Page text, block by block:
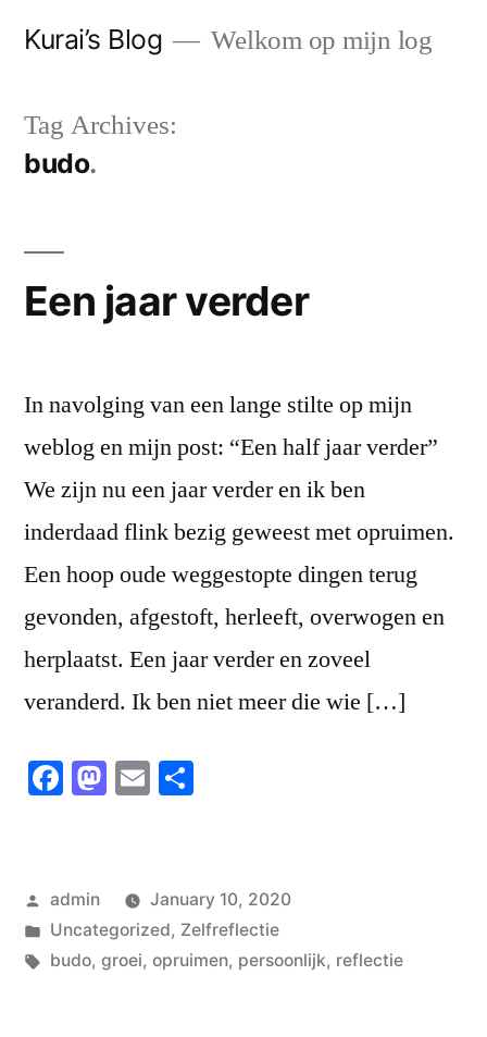
Kurai’s Blog Welkom op mijn log
Tag Archives:
budo
Een jaar verder
In navolging van een lange stilte op mijn
weblog en mijn post: “Een half jaar verder”
We zijn nu een jaar verder en ik ben
inderdaad flink bezig geweest met opruimen.
Een hoop oude weggestopte dingen terug
gevonden, afgestoft, herleeft, overwogen en
herplaatst. Een jaar verder en zoveel
veranderd. Ik ben niet meer die wie […]
Facebook
Mastodon
Email
Posted
by
admin
January 10, 2020
Posted
in
Uncategorized, Zelfreflectie
Tags:
budo, groei, opruimen, persoonlijk, reflectie